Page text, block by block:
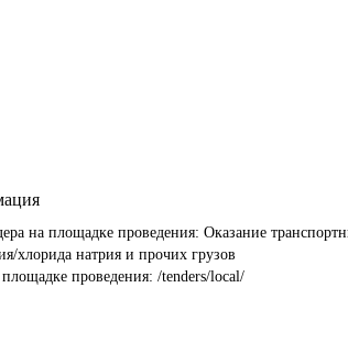
на площадке проведения: Оказание
хлорида натрия и прочих грузов
проведения: /tenders/local/